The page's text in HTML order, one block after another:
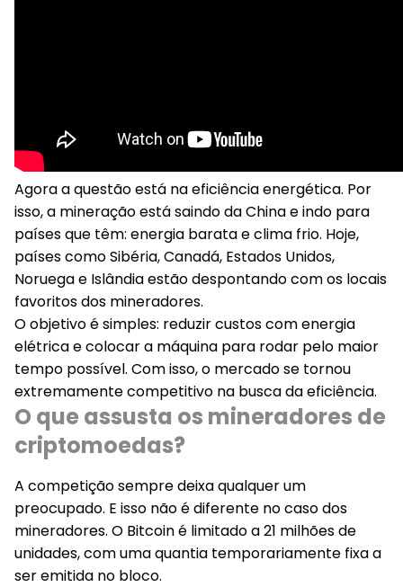
Agora a questão está na eficiência energética. Por
isso, a mineração está saindo da China e indo para
países que têm: energia barata e clima frio. Hoje,
países como Sibéria, Canadá, Estados Unidos,
Noruega e Islândia estão despontando com os locais
favoritos dos mineradores.
O objetivo é simples: reduzir custos com energia
elétrica e colocar a máquina para rodar pelo maior
tempo possível. Com isso, o mercado se tornou
extremamente competitivo na busca da eficiência.
O que assusta os mineradores de
criptomoedas?
A competição sempre deixa qualquer um
preocupado. E isso não é diferente no caso dos
mineradores. O Bitcoin é limitado a 21 milhões de
unidades, com uma quantia temporariamente fixa a
ser emitida no bloco.